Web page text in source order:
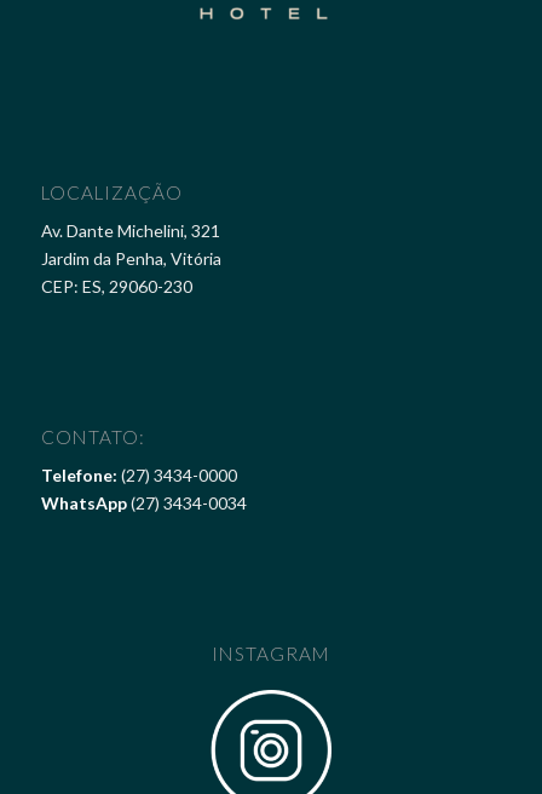
LOCALIZAÇÃO
Av. Dante Michelini, 321
Jardim da Penha, Vitória
CEP: ES, 29060-230
CONTATO:
Telefone: (27) 3434-0000
WhatsApp(27) 3434-0034
INSTAGRAM